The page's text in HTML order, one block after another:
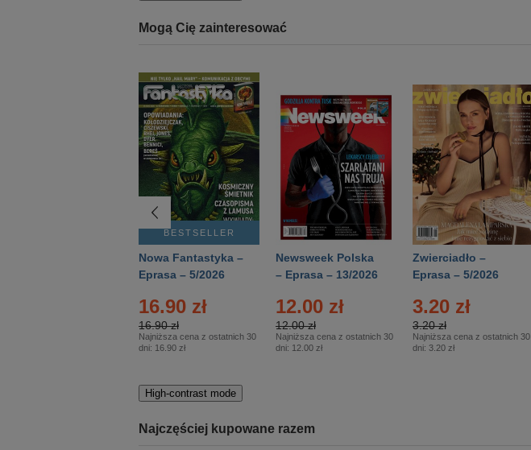
Mogą Cię zainteresować
BESTSELLER
Nowa Fantastyka –
Eprasa – 5/2026
16.90 zł
16.90 zł
Najniższa cena z ostatnich 30
dni: 16.90 zł
Newsweek Polska
– Eprasa – 13/2026
12.00 zł
12.00 zł
Najniższa cena z ostatnich 30
dni: 12.00 zł
Zwierciadło –
Eprasa – 5/2026
3.20 zł
3.20 zł
Najniższa cena z ostatnich 30
dni: 3.20 zł
High-contrast mode
Najczęściej kupowane razem